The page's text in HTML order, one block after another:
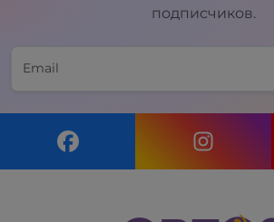
подписчиков.